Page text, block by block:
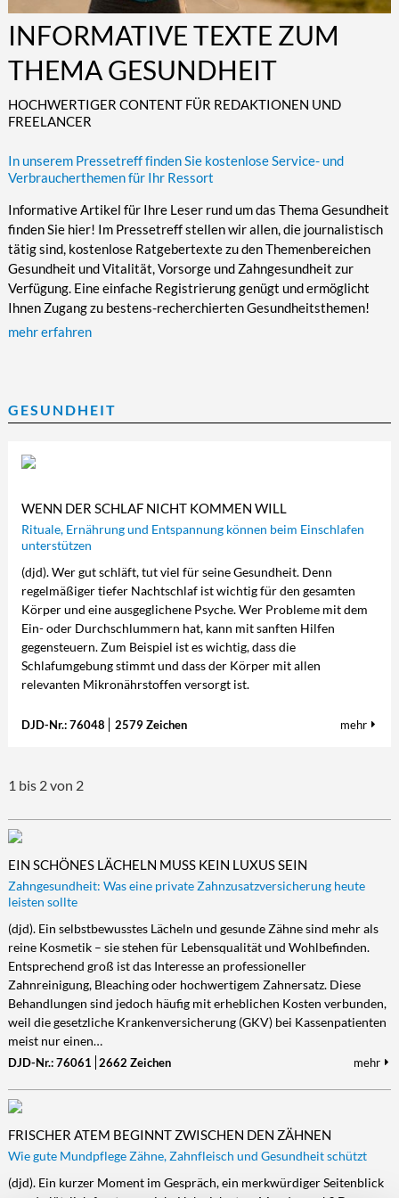
Mode
Soziales/Umwelt
Sport
Wellness
Fahrrad/E-Bike
Landschaft/Berge
Städte/Kultur
Weitere Reisethemen
Rund ums Haus
Haus
Ratgeber
TECHNIK
Hardware/Software
Kommunikation/Internet
Trends/Mobil
INFORMATIVE TEXTE ZUM
THEMA GESUNDHEIT
HOCHWERTIGER CONTENT FÜR REDAKTIONEN UND
FREELANCER
In unserem Pressetreff finden Sie kostenlose Service- und
Verbraucherthemen für Ihr Ressort
Informative Artikel für Ihre Leser rund um das Thema Gesundheit
finden Sie hier! Im Pressetreff stellen wir allen, die journalistisch
tätig sind, kostenlose Ratgebertexte zu den Themenbereichen
Gesundheit und Vitalität, Vorsorge und Zahngesundheit zur
Verfügung. Eine einfache Registrierung genügt und ermöglicht
Ihnen Zugang zu bestens-recherchierten Gesundheitsthemen!
mehr erfahren
GESUNDHEIT
WENN DER SCHLAF NICHT KOMMEN WILL
Rituale, Ernährung und Entspannung können beim Einschlafen
unterstützen
(djd). Wer gut schläft, tut viel für seine Gesundheit. Denn
regelmäßiger tiefer Nachtschlaf ist wichtig für den gesamten
Körper und eine ausgeglichene Psyche. Wer Probleme mit dem
Ein- oder Durchschlummern hat, kann mit sanften Hilfen
gegensteuern. Zum Beispiel ist es wichtig, dass die
Schlafumgebung stimmt und dass der Körper mit allen
relevanten Mikronährstoffen versorgt ist.
DJD-Nr.: 76048 2579 Zeichen mehr
1 bis 2 von 2
EIN SCHÖNES LÄCHELN MUSS KEIN LUXUS SEIN
Zahngesundheit: Was eine private Zahnzusatzversicherung heute
leisten sollte
(djd). Ein selbstbewusstes Lächeln und gesunde Zähne sind mehr als
reine Kosmetik – sie stehen für Lebensqualität und Wohlbefinden.
Entsprechend groß ist das Interesse an professioneller
Zahnreinigung, Bleaching oder hochwertigem Zahnersatz. Diese
Behandlungen sind jedoch häufig mit erheblichen Kosten verbunden,
weil die gesetzliche Krankenversicherung (GKV) bei Kassenpatienten
meist nur einen…
DJD-Nr.: 76061 2662 Zeichen mehr
FRISCHER ATEM BEGINNT ZWISCHEN DEN ZÄHNEN
Wie gute Mundpflege Zähne, Zahnfleisch und Gesundheit schützt
(djd). Ein kurzer Moment im Gespräch, ein merkwürdiger Seitenblick